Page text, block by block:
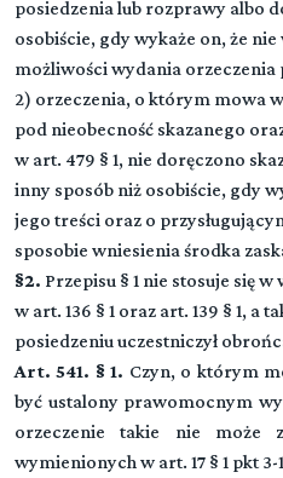
posiedzenia lub rozprawy albo
osobiście, gdy wykaże on, że
możliwości wydania orzeczenia
2) orzeczenia, o którym mowa
pod nieobecność skazanego
w art. 479 § 1, nie doręczono
inny sposób niż osobiście, gdy
jego treści oraz o
sposobie wniesienia środka
§2. Przepisu § 1 nie stosuje się
w art. 136 § 1 oraz art. 139 § 1, a
posiedzeniu uczestniczył
Art. 541. § 1. Czyn, o którym
być ustalony prawomocnym
orzeczenie takie nie może
wymienionych w art. 17 § 1 pkt 3-